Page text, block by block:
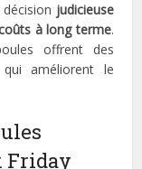
judicieuse
à long terme.
offrent des
améliorent le
Friday